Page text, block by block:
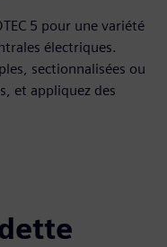
5 pour une variété
électriques.
sectionnalisées ou
et appliquez des